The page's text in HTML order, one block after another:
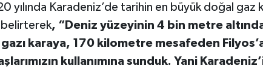
yılında Karadeniz’de tarihin en büyük doğal gaz
, “Deniz yüzeyinin 4 bin metre
gazı karaya, 170 kilometre mesafeden
kullanımına sunduk. Yani